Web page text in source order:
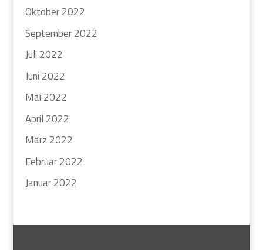
Oktober 2022
September 2022
Juli 2022
Juni 2022
Mai 2022
April 2022
März 2022
Februar 2022
Januar 2022